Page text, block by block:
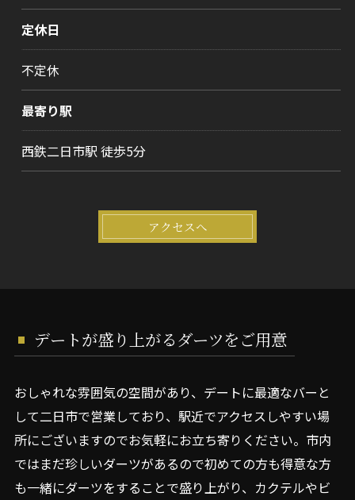
定休日
不定休
最寄り駅
西鉄二日市駅 徒歩5分
アクセスへ
デートが盛り上がるダーツをご用意
おしゃれな雰囲気の空間があり、デートに最適なバーと
して二日市で営業しており、駅近でアクセスしやすい場
所にございますのでお気軽にお立ち寄りください。市内
ではまだ珍しいダーツがあるので初めての方も得意な方
も一緒にダーツをすることで盛り上がり、カクテルやビ